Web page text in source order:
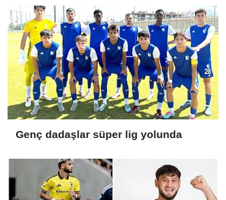
Genç dadaşlar süper lig yolunda